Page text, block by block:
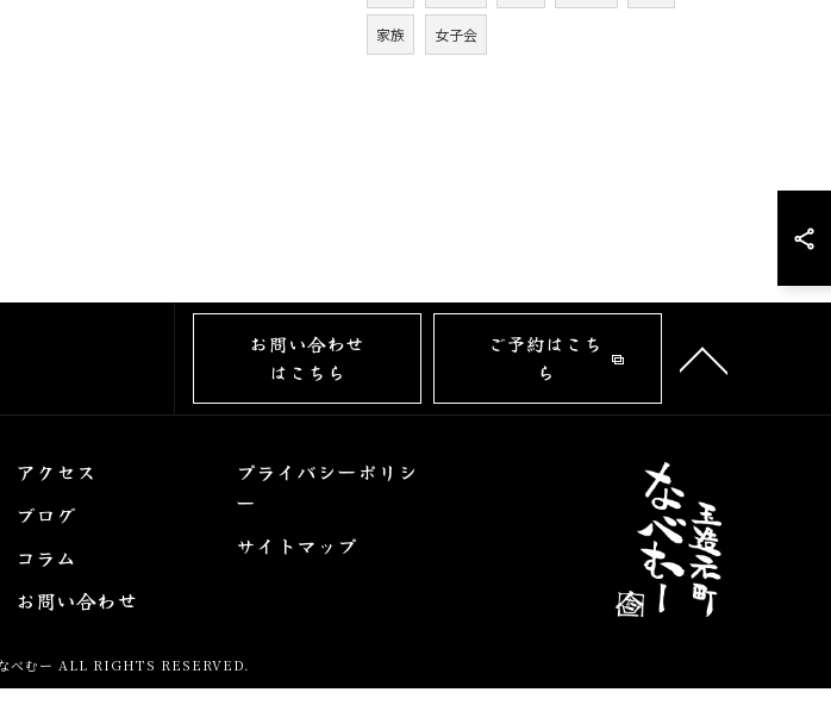
家族 女子会
お問い合わせ
はこちら
ご予約はこち
ら
アクセス
ブログ
コラム
お問い合わせ
プライバシーポリシ
ー
サイトマップ
べむー ALL RIGHTS RESERVED.